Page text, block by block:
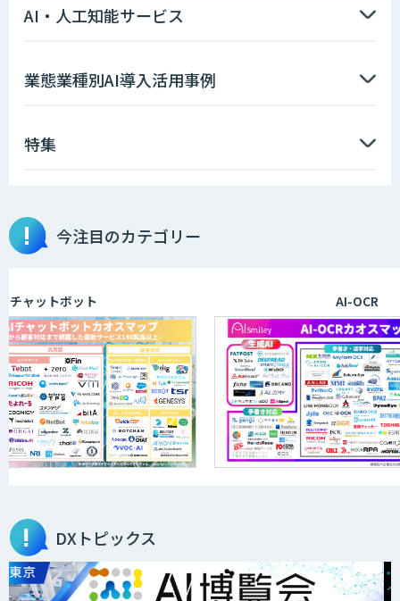
AI・人工知能サービス
業態業種別AI導入活用事例
特集
今注目のカテゴリー
ットボット AI-OCR
DXトピックス